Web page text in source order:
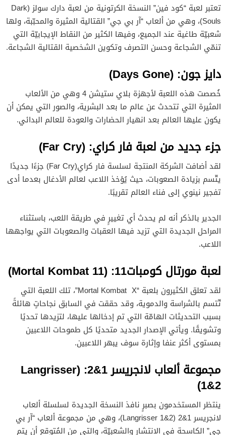
تعتبر لعبة “كود فين” النسخة الكرتونية من لعبة دارك سولز (Dark
Souls)، وهي من ألعاب “آر بي جي” القتالية المثيرة والمحبّبة، ولها
شعبيّة طاغية عند الجميع، وفيها الكثير من النقاط الإيجابيّة التي
تنمّي الشجاعة وحسن التصرف وتكوين الشخصية القتالية الشجاعة.
دايز جون: (Days Gone)
خُصصت هذه اللعبة لأجهزة بلاي ستيشن 4 وهي من الألعاب
المثيرة التي تتحدث عن عالم ما بعد البشرية، والصور التي يمكن أن
يكون عليها العالم بعد انهيار الحضارات والعودة للعالم البدائي.
جزء جديد من لعبة فار كراي: (Far Cry)
لقد أضافت الشركة المنتجة لسلسة فار كراي(Far Cry) جزءًا جديدًا
يتّسم بزيادة الصعوبات، حيث يُؤخذ اللاعب لعالم الأدغال بعدما أدى
تفجير نينوي إلى فناء العالم تقريبًا.
الجدير بالذكر أنه لم يحدث أي تغييرٍ في طريقة اللعب، باستثناء
المراحل الجديدة التي تزيد فيها العقبات والصعوبات التي يواجهها
اللاعب.
لعبة مورتال كومبات11: (Mortal Kombat 11)
لقد تعلق الكثيرون بلعبة “Mortal Kombat X”، تلك اللعبة التي
تّتسم بالشراسة والدموية، وقد حققت في السابق نجاحاتٍ هائلةً
بسبب التحديثات الهامّة التي تم إدخالها عليها، لتزيدها تحديًا
وتشويقًا. ويأتي الإصدار الجديد متحديًا كل طموحات اللاعبين
بمستوى أكثر عنفا وإثارة سوف يبهر اللاعبين.
مجموعة ألعاب لانجريسر 1&2: (Langrisser
1&2)
ينتظر المستخدمون بصبرٍ نافذ النسخة الجديدة لسلسلة ألعاب
لانجريسر 1&2 (Langrisser 1&2)، وهي من مجموعة ألعاب “آر بي
جي” الكاسحة في الانتشار والشعبيّة، والتي من المُتوقع أن يتم